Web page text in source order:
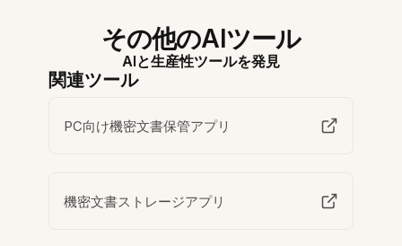
その他のAIツール
AIと生産性ツールを発見
関連ツール
PC向け機密文書保管アプリ
機密文書ストレージアプリ